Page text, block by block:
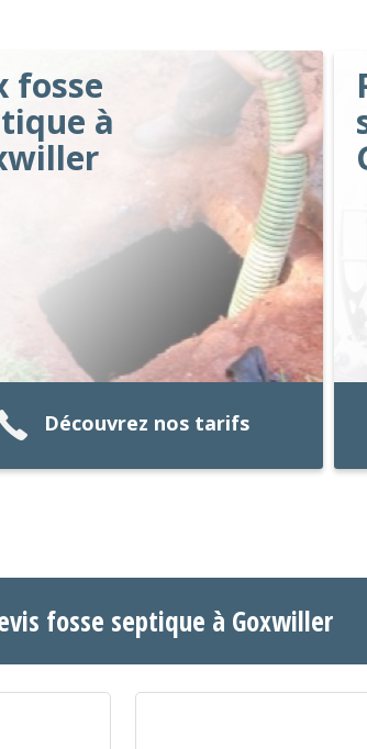
fosse
à
Découvrez nos tarifs
fosse septique à Goxwiller